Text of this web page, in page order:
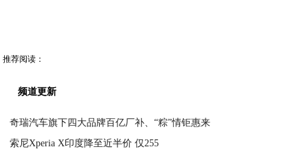
推荐阅读：
频道更新
奇瑞汽车旗下四大品牌百亿厂补、“粽”情钜惠来
索尼Xperia X印度降至近半价 仅255